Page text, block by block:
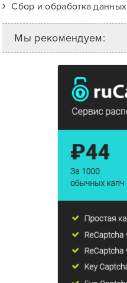
Сбор и обработка данных
Мы рекомендуем: